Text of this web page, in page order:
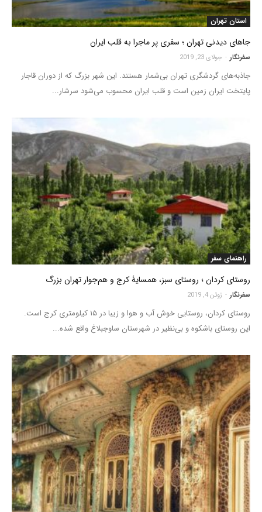
استان تهران
جاهای دیدنی تهران ؛ سفری پر ماجرا به قلب ایران
سفرنگار - جولای 23, 2019
جاذبه‌های گردشگری تهران بی‌شمار هستند. این شهر بزرگ که از دوران قاجار
پایتخت ایران زمین است و قلب ایران محسوب می‌شود سرشار...
راهنمای سفر
روستای کردان ؛ روستای سبز، همسایۀ کرج و هم‌جوار تهران بزرگ
سفرنگار - ژوئن 4, 2019
روستای کردان، روستایی خوش آب و هوا و زیبا در ۱۵ کیلومتری کرج است.
این روستای باشکوه و بی‌نظیر در شهرستان ساوجبلاغ واقع شده...